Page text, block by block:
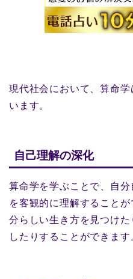
現代社会において、算命
います。
自己理解の深化
算命学を学ぶことで、自
を客観的に理解すること
分らしい生き方を見つけ
したりすることができます